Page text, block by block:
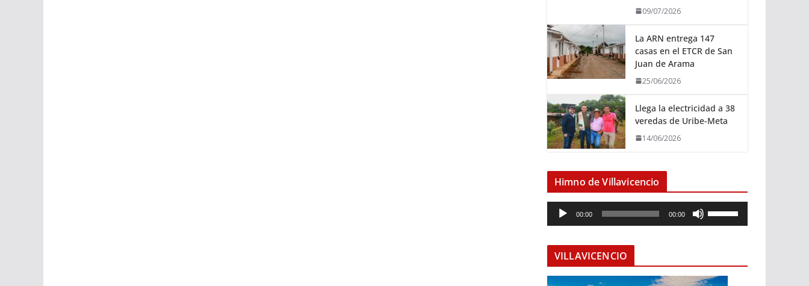
09/07/2026
La ARN entrega 147
casas en el ETCR de San
Juan de Arama
25/06/2026
Llega la electricidad a 38
veredas de Uribe-Meta
14/06/2026
Himno de Villavicencio
e
o
00:00 00:00
i
z
VILLAVICENCIO